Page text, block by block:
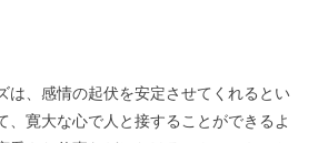
は、感情の起伏を安定させてくれるとい
、寛大な心で人と接することができるよ